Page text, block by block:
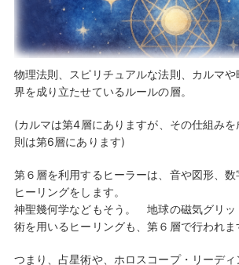
物理法則、スピリチュアルな法則、カルマ
界を成り立たせているルールの層。
(カルマは第4層にありますが、その仕組み
則は第6層にあります)
第６層を利用するヒーラーは、音や図形、
ヒーリングをします。
神聖幾何学などもそう。 地球の磁気グリッ
術を用いるヒーリングも、第６層で行われま
つまり、占星術や、ホロスコープ・リーデ